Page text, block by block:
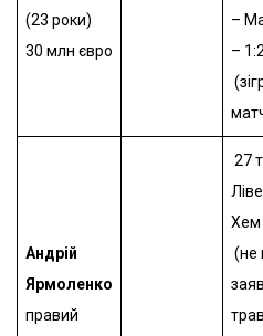
(23 роки)
30 млн євро
–
–
Андрій
Ярмоленко
правий
27
Хем
(не